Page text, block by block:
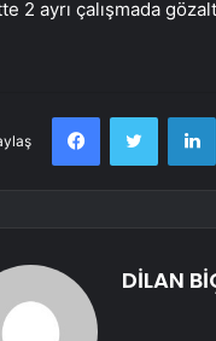
2 ayrı çalışmada
FacebookTwitter
DİLAN